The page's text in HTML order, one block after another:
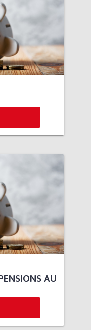
AU